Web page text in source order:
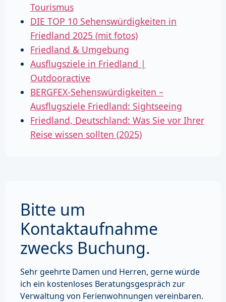
Tourismus
DIE TOP 10 Sehenswürdigkeiten in
Friedland 2025 (mit fotos)
Friedland & Umgebung
Ausflugsziele in Friedland |
Outdooractive
BERGFEX-Sehenswürdigkeiten –
Ausflugsziele Friedland: Sightseeing
Friedland, Deutschland: Was Sie vor Ihrer
Reise wissen sollten (2025)
Bitte um
Kontaktaufnahme
zwecks Buchung.
Sehr geehrte Damen und Herren, gerne würde
ich ein kostenloses Beratungsgespräch zur
Verwaltung von Ferienwohnungen vereinbaren.